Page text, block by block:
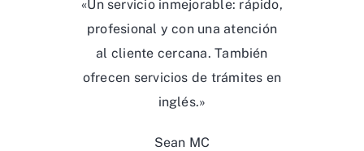
«Un servicio inmejorable: rápido,
profesional y con una atención
al cliente cercana. También
ofrecen servicios de trámites en
inglés.»
Sean MC